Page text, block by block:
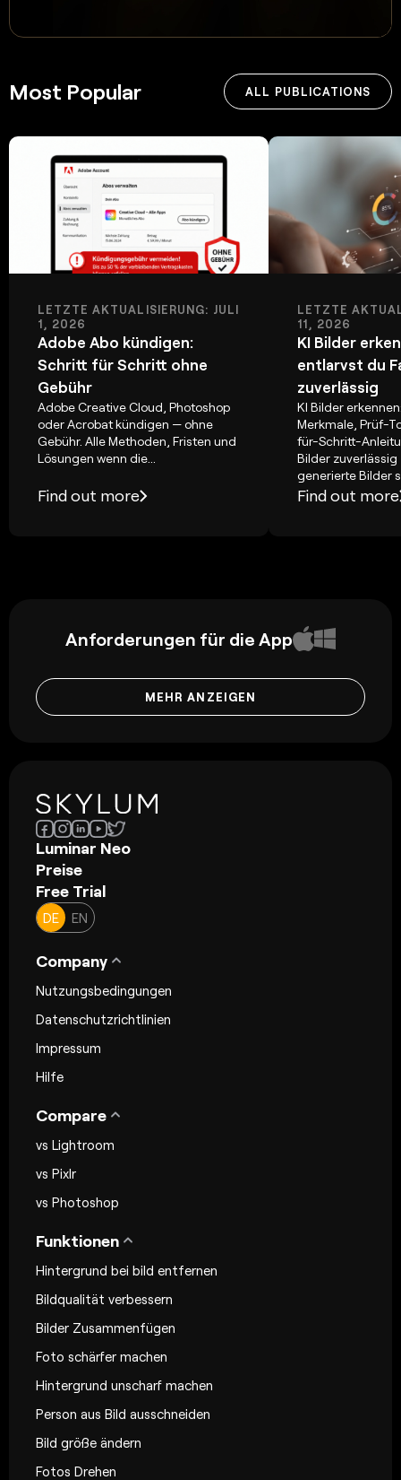
Most Popular ALL PUBLICATIONS
LETZTE AKTUALISIERUNG: JULI
1, 2026
Adobe Abo kündigen:
Schritt für Schritt ohne
Gebühr
Adobe Creative Cloud, Photoshop
oder Acrobat kündigen — ohne
Gebühr. Alle Methoden, Fristen und
Lösungen wenn die...
Find out more
LETZTE
11, 2026
KI Bilder
entlarvst du
zuverlässig
KI Bilder
Merkmale, Prüf-
für-Schritt-
Bilder
generierte Bilder
Find out more
Anforderungen für die App
MEHR ANZEIGEN
Luminar Neo
Preise
Free Trial
DE EN
Company
Nutzungsbedingungen
Datenschutzrichtlinien
Impressum
Hilfe
Compare
vs Lightroom
vs Pixlr
vs Photoshop
Funktionen
Hintergrund bei bild entfernen
Bildqualität verbessern
Bilder Zusammenfügen
Foto schärfer machen
Hintergrund unscharf machen
Person aus Bild ausschneiden
Bild größe ändern
Fotos Drehen